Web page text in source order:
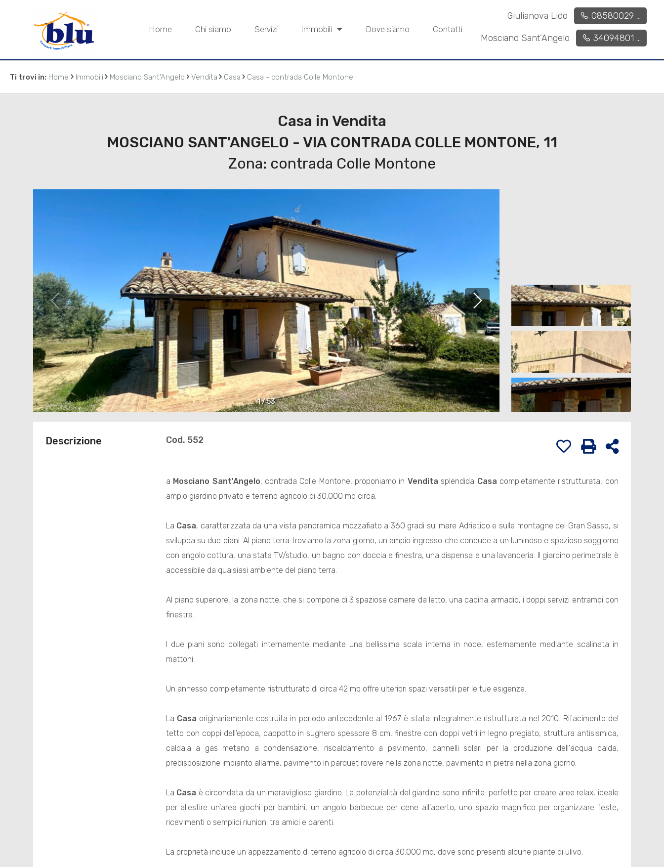
Home Chi siamo Servizi Immobili Dove siamo Contatti
Giulianova Lido 08580029 ...
Mosciano Sant’Angelo 34094801 ...
Ti trovi in: Home › Immobili › Mosciano Sant'Angelo › Vendita › Casa › Casa - contrada Colle Montone
Casa in Vendita
MOSCIANO SANT'ANGELO - VIA CONTRADA COLLE MONTONE, 11
Zona: contrada Colle Montone
1/53
Descrizione Cod. 552
a Mosciano Sant'Angelo, contrada Colle Montone, proponiamo in Vendita splendida Casa completamente ristrutturata, con
ampio giardino privato e terreno agricolo di 30.000 mq circa.
La Casa, caratterizzata da una vista panoramica mozzafiato a 360 gradi sul mare Adriatico e sulle montagne del Gran Sasso, si
sviluppa su due piani. Al piano terra troviamo la zona giorno, un ampio ingresso che conduce a un luminoso e spazioso soggiorno
con angolo cottura, una stata TV/studio, un bagno con doccia e finestra, una dispensa e una lavanderia. Il giardino perimetrale è
accessibile da qualsiasi ambiente del piano terra.
Al piano superiore, la zona notte, che si compone di 3 spaziose camere da letto, una cabina armadio, i doppi servizi entrambi con
finestra.
I due piani sono collegati internamente mediante una bellissima scala interna in noce, esternamente mediante scalinata in
mattoni .
Un annesso completamente ristrutturato di circa 42 mq offre ulteriori spazi versatili per le tue esigenze.
La Casa originariamente costruita in periodo antecedente al 1967 è stata integralmente ristrutturata nel 2010. Rifacimento del
tetto con coppi dell'epoca, cappotto in sughero spessore 8 cm, finestre con doppi vetri in legno pregiato, struttura antisismica,
caldaia a gas metano a condensazione, riscaldamento a pavimento, pannelli solari per la produzione dell'acqua calda,
predisposizione impianto allarme, pavimento in parquet rovere nella zona notte, pavimento in pietra nella zona giorno.
La Casa è circondata da un meraviglioso giardino. Le potenzialità del giardino sono infinite: perfetto per creare aree relax, ideale
per allestire un'area giochi per bambini, un angolo barbecue per cene all'aperto, uno spazio magnifico per organizzare feste,
ricevimenti o semplici riunioni tra amici e parenti.
La proprietà include un appezzamento di terreno agricolo di circa 30.000 mq, dove sono presenti alcune piante di ulivo.